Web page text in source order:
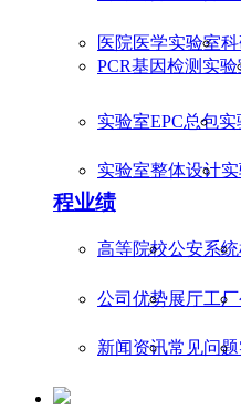
医院医学实验室
PCR基因检测实验
实验室EPC总包实
实验室整体设计
程业绩
高等院校公安系统
公司优势展厅工厂
新闻资讯常见问题